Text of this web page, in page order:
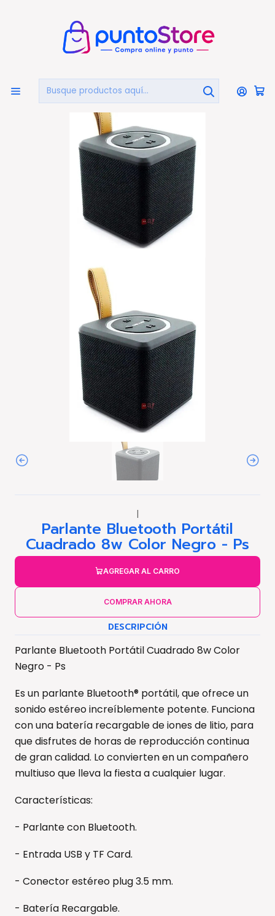
AUDIO Y VIDEO Audio Parlantes Portátiles
Parlante Bluetooth Portátil Cuadrado 8w Color Negro -
Ps
|
Parlante Bluetooth Portátil
Cuadrado 8w Color Negro - Ps
AGREGAR AL CARRO
COMPRAR AHORA
DESCRIPCIÓN
Parlante Bluetooth Portátil Cuadrado 8w Color
Negro - Ps
Es un parlante Bluetooth® portátil, que ofrece un
sonido estéreo increíblemente potente. Funciona
con una batería recargable de iones de litio, para
que disfrutes de horas de reproducción continua
de gran calidad. Lo convierten en un compañero
multiuso que lleva la fiesta a cualquier lugar.
Características:
- Parlante con Bluetooth.
- Entrada USB y TF Card.
- Conector estéreo plug 3.5 mm.
- Batería Recargable.